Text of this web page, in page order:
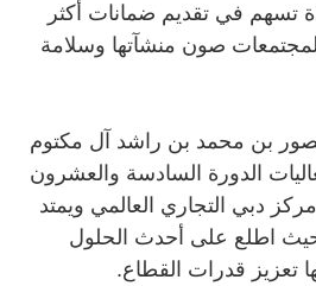
تسهم في تقديم ضمانات أكثر
صون منشآتها وسلامة
بن محمد بن راشد آل مكتوم
الدورة السادسة والعشرون
دبي التجاري العالمي ويمتد
حيث اطلع على أحدث الحلول
تعزيز قدرات القطاع.